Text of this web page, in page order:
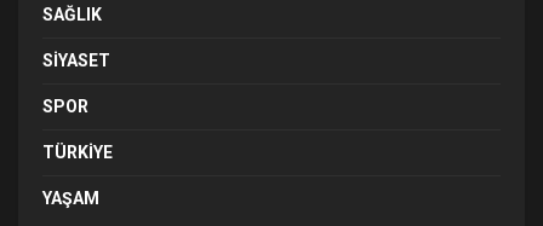
SAĞLIK
SIYASET
SPOR
TÜRKIYE
YAŞAM